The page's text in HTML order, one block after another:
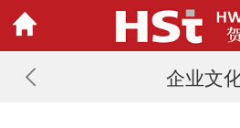
企业文